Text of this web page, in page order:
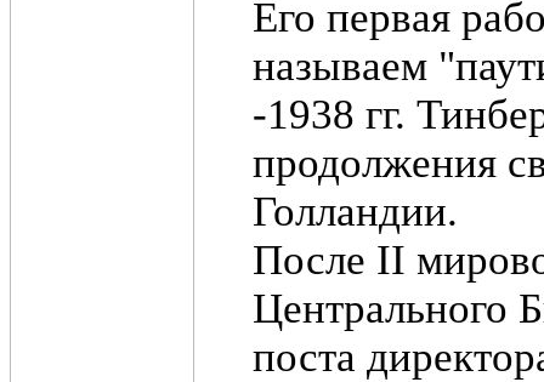
Его первая
называем
-1938 гг.
продолжения
Голландии.
После II
Центрального
поста